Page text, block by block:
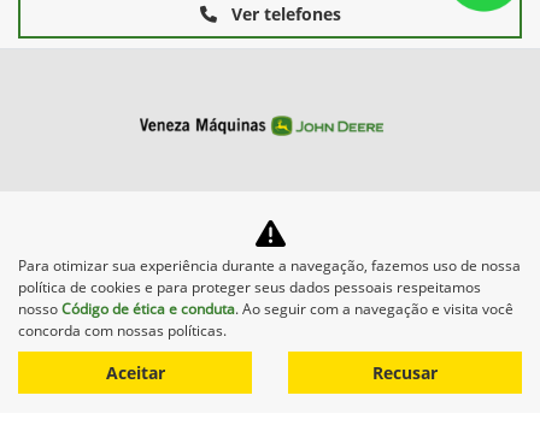
Ver telefones
Mapa do site
Para otimizar sua experiência durante a navegação, fazemos uso de nossa
política de cookies e para proteger seus dados pessoais respeitamos
nossoCódigo de ética e conduta. Ao seguir com a navegação e visita você
concorda com nossas políticas.
Aceitar Recusar